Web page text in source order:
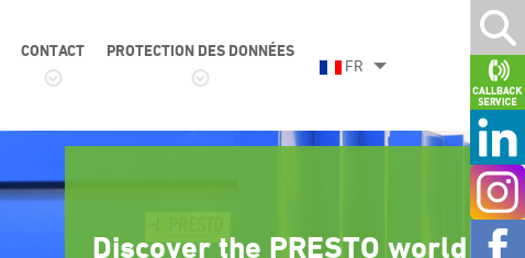
CONTACT
PROTECTION DES DONNÉES
FR
Discover the PRESTO world